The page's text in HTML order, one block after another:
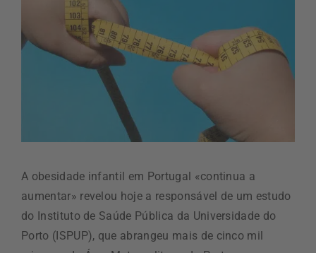
A obesidade infantil em Portugal «continua a
aumentar» revelou hoje a responsável de um estudo
do Instituto de Saúde Pública da Universidade do
Porto (ISPUP), que abrangeu mais de cinco mil